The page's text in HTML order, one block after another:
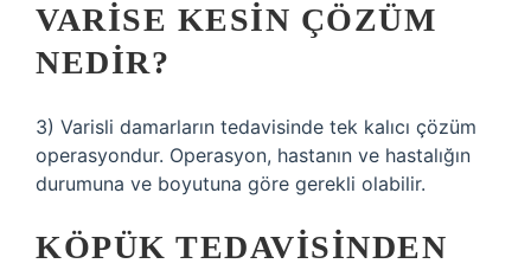
VARISE KESIN ÇÖZÜM
NEDIR?
3) Varisli damarların tedavisinde tek kalıcı çözüm
operasyondur. Operasyon, hastanın ve hastalığın
durumuna ve boyutuna göre gerekli olabilir.
KÖPÜK TEDAVISINDEN